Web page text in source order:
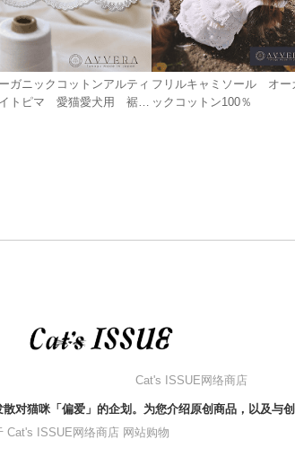
ガニックコットンアルティ
トピマ 愛猫愛犬用 裾飾
フリルキャミソール オー
ックコットン100％
Cat's ISSUE网络商店
对猫咪「偏爱」的企划。为您介绍原创商品，以及与
Cat's ISSUE网络商店 网站购物